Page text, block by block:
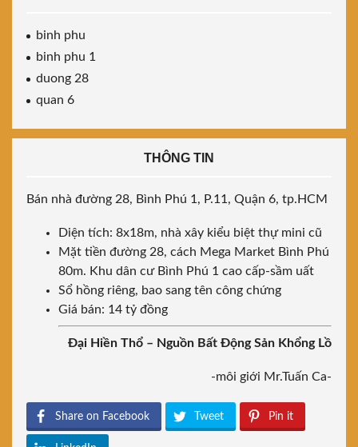
binh phu
binh phu 1
duong 28
quan 6
THÔNG TIN
Bán nhà đường 28, Bình Phú 1, P.11, Quận 6, tp.HCM
Diện tích: 8x18m, nhà xây kiểu biệt thự mini cũ
Mặt tiền đường 28, cách Mega Market Bình Phú
80m. Khu dân cư Bình Phú 1 cao cấp-sầm uất
Sổ hồng riêng, bao sang tên công chứng
Giá bán: 14 tỷ đồng
Đại Hiền Thổ – Nguồn Bất Động Sản Khổng Lồ
-môi giới Mr.Tuấn Ca-
Share on Facebook Tweet Pin it